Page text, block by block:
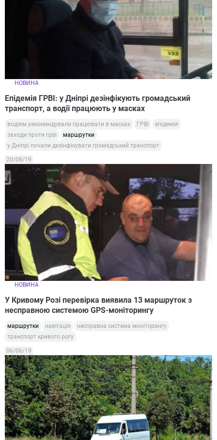
НОВИНА
Епідемія ГРВІ: у Дніпрі дезінфікують громадський
транспорт, а водії працюють у масках
водіям рекомендували працювати в масках ГРВІ
епідемія
заходи проти грві
маршрутки
у Дніпрі почали дезінфікувати громадський транспорт
20/08/19
НОВИНА
У Кривому Розі перевірка виявила 13 маршруток з
несправною системою GPS-моніторингу
маршрутки навігація
несправна система моніторингу
транспорт кривого рогу
06/06/19